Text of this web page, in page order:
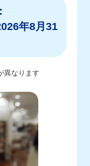
年8月31
異なります